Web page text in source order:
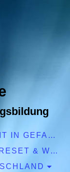
FREIHEIT IN GEFAHR
GREAT RESET & WEF